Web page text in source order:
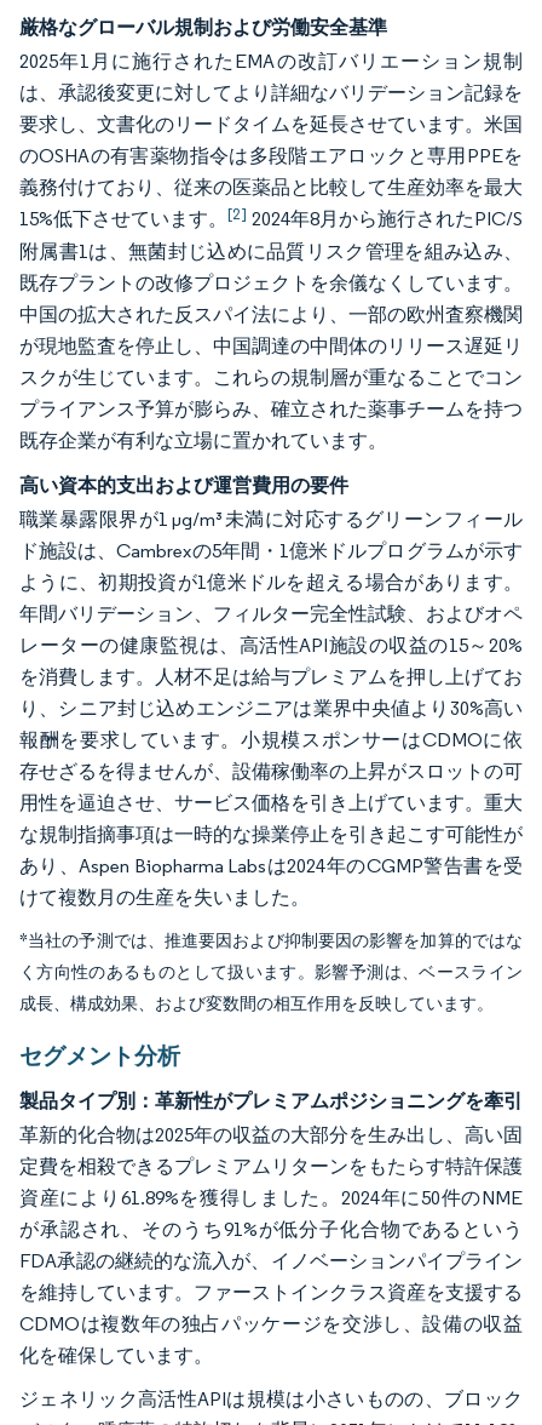
厳格なグローバル規制および労働安全基準
2025年1月に施行されたEMAの改訂バリエーション規制
は、承認後変更に対してより詳細なバリデーション記録を
要求し、文書化のリードタイムを延長させています。米国
のOSHAの有害薬物指令は多段階エアロックと専用PPEを
義務付けており、従来の医薬品と比較して生産効率を最大
15%低下させています。[2] 2024年8月から施行されたPIC/S
附属書1は、無菌封じ込めに品質リスク管理を組み込み、
既存プラントの改修プロジェクトを余儀なくしています。
中国の拡大された反スパイ法により、一部の欧州査察機関
が現地監査を停止し、中国調達の中間体のリリース遅延リ
スクが生じています。これらの規制層が重なることでコン
プライアンス予算が膨らみ、確立された薬事チームを持つ
既存企業が有利な立場に置かれています。
高い資本的支出および運営費用の要件
職業暴露限界が1 µg/m³未満に対応するグリーンフィール
ド施設は、Cambrexの5年間・1億米ドルプログラムが示す
ように、初期投資が1億米ドルを超える場合があります。
年間バリデーション、フィルター完全性試験、およびオペ
レーターの健康監視は、高活性API施設の収益の15～20%
を消費します。人材不足は給与プレミアムを押し上げてお
り、シニア封じ込めエンジニアは業界中央値より30%高い
報酬を要求しています。小規模スポンサーはCDMOに依
存せざるを得ませんが、設備稼働率の上昇がスロットの可
用性を逼迫させ、サービス価格を引き上げています。重大
な規制指摘事項は一時的な操業停止を引き起こす可能性が
あり、Aspen Biopharma Labsは2024年のCGMP警告書を受
けて複数月の生産を失いました。
*当社の予測では、推進要因および抑制要因の影響を加算的ではな
く方向性のあるものとして扱います。影響予測は、ベースライン
成長、構成効果、および変数間の相互作用を反映しています。
セグメント分析
製品タイプ別：革新性がプレミアムポジショニングを牽引
革新的化合物は2025年の収益の大部分を生み出し、高い固
定費を相殺できるプレミアムリターンをもたらす特許保護
資産により61.89%を獲得しました。2024年に50件のNME
が承認され、そのうち91%が低分子化合物であるという
FDA承認の継続的な流入が、イノベーションパイプライン
を維持しています。ファーストインクラス資産を支援する
CDMOは複数年の独占パッケージを交渉し、設備の収益
化を確保しています。
ジェネリック高活性APIは規模は小さいものの、ブロック